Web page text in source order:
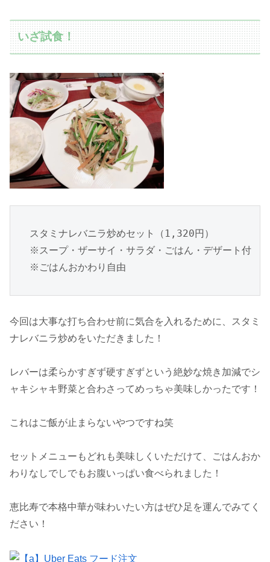
いざ試食！
スタミナレバニラ炒めセット（1,320円）
※スープ・ザーサイ・サラダ・ごはん・デザート付
※ごはんおかわり自由
今回は大事な打ち合わせ前に気合を入れるために、スタミ
ナレバニラ炒めをいただきました！
レバーは柔らかすぎず硬すぎずという絶妙な焼き加減でシ
ャキシャキ野菜と合わさってめっちゃ美味しかったです！
これはご飯が止まらないやつですね笑
セットメニューもどれも美味しくいただけて、ごはんおか
わりなしでしでもお腹いっぱい食べられました！
恵比寿で本格中華が味わいたい方はぜひ足を運んでみてく
ださい！